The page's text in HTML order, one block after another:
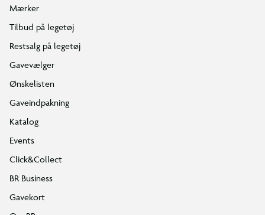
Mærker
Tilbud på legetøj
Restsalg på legetøj
Gavevælger
Ønskelisten
Gaveindpakning
Katalog
Events
Click&Collect
BR Business
Gavekort